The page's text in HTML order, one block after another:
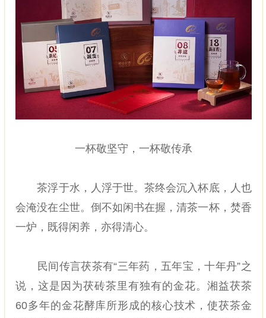
一杯敬坚守，一杯敬传承
茶浮于水，人浮于世。茶终会沉入杯底，人也
会淹没在尘世。倒不如闲书在握，清茶一杯，焚香
一炉，既得闲养，亦得清心。
民间传言茯茶有“三年药，五年宝，十年丹”之
说，这是因为茯砖茶里有独有的金花。湘益茯茶
60多年的金花酵库所形成的核心技术，使茯茶金